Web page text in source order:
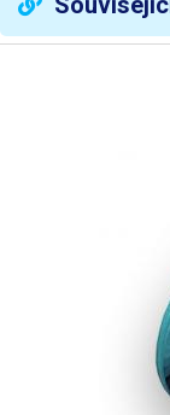
Materiál čočky
Životnost svítidla